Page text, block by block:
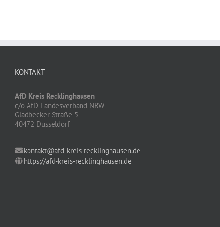
KONTAKT
AfD Kreis Recklinghausen
c/o AfD Landesverband NRW
Gladbecker Straße 5
40472 Düsseldorf
kontakt@afd-kreis-recklinghausen.de
https://afd-kreis-recklinghausen.de